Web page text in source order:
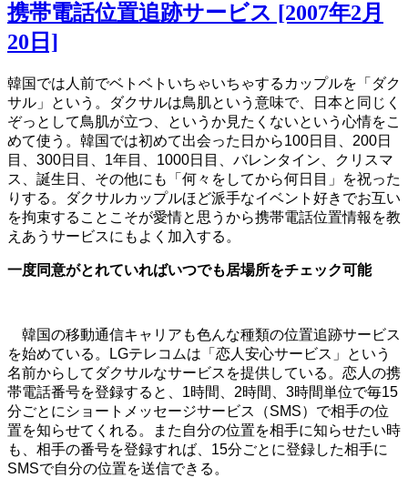
携帯電話位置追跡サービス [2007年2月
20日]
韓国では人前でベトベトいちゃいちゃするカップルを「ダク
サル」という。ダクサルは鳥肌という意味で、日本と同じく
ぞっとして鳥肌が立つ、というか見たくないという心情をこ
めて使う。韓国では初めて出会った日から100日目、200日
目、300日目、1年目、1000日目、バレンタイン、クリスマ
ス、誕生日、その他にも「何々をしてから何日目」を祝った
りする。ダクサルカップルほど派手なイベント好きでお互い
を拘束することこそが愛情と思うから携帯電話位置情報を教
えあうサービスにもよく加入する。
一度同意がとれていればいつでも居場所をチェック可能
韓国の移動通信キャリアも色んな種類の位置追跡サービス
を始めている。LGテレコムは「恋人安心サービス」という
名前からしてダクサルなサービスを提供している。恋人の携
帯電話番号を登録すると、1時間、2時間、3時間単位で毎15
分ごとにショートメッセージサービス（SMS）で相手の位
置を知らせてくれる。また自分の位置を相手に知らせたい時
も、相手の番号を登録すれば、15分ごとに登録した相手に
SMSで自分の位置を送信できる。